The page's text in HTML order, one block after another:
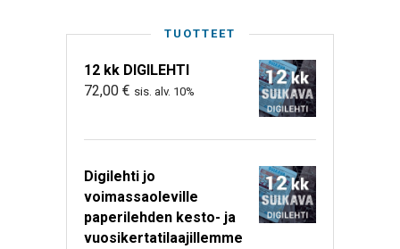
TUOTTEET
12 kk DIGILEHTI
72,00 € sis. alv. 10%
Digilehti jo
voimassaoleville
paperilehden kesto- ja
vuosikertatilaajillemme